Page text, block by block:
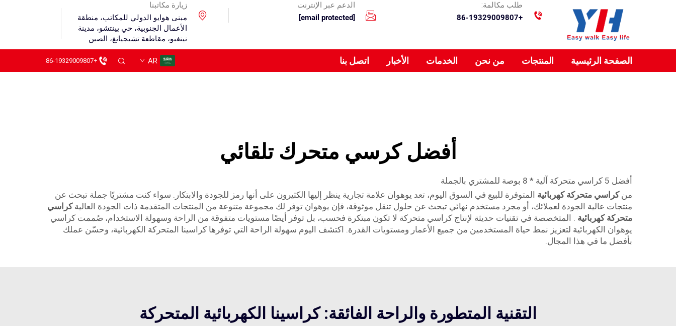
طلب مكالمة:
+86-19329009807
الدعم عبر الإنترنت
[email protected]
زيارة مكاتبنا
مبنى هوايو الدولي للمكاتب، منطقة
الأعمال الجنوبية، حي يينتشو، مدينة
نينغبو، مقاطعة تشيجيانغ، الصين
الصفحة الرئيسية المنتجات من نحن الخدمات الأخبار اتصل بنا AR
+86-19329009807
أفضل كرسي متحرك تلقائي
أفضل 5 كراسي متحركة آلية * 8 بوصة للمشتري بالجملة
منكراسي متحركة كهربائية المتوفرة للبيع في السوق اليوم، تعد يوهوان علامة تجارية ينظر إليها الكثيرون على أنها رمز للجودة والابتكار. سواء كنت مشتريًا جملة تبحث عن
منتجات عالية الجودة لعملائك، أو مجرد مستخدم نهائي تبحث عن حلول تنقل موثوقة، فإن يوهوان توفر لك مجموعة متنوعة من المنتجات المتقدمة ذات الجودة العاليةكراسي
متحركة كهربائية . المتخصصة في تقنيات حديثة لإنتاج كراسي متحركة لا تكون مبتكرة فحسب، بل توفر أيضًا مستويات متفوقة من الراحة وسهولة الاستخدام، صُممت كراسي
يوهوان الكهربائية لتعزيز نمط حياة المستخدمين من جميع الأعمار ومستويات القدرة. اكتشف اليوم سهولة الراحة التي توفرها كراسينا المتحركة الكهربائية، وحسّن عملك
بأفضل ما في هذا المجال.
التقنية المتطورة والراحة الفائقة: كراسينا الكهربائية المتحركة